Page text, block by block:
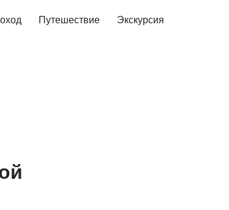
Путешествие Экскурсия